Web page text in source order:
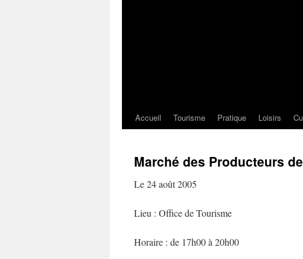
Accueil Tourisme Pratique Loisirs
Marché des Producteurs
Le 24 août 2005
Lieu : Office de Tourisme
Horaire : de 17h00 à 20h00